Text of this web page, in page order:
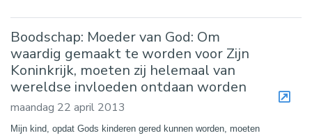
Boodschap: Moeder van God: Om
waardig gemaakt te worden voor Zijn
Koninkrijk, moeten zij helemaal van
wereldse invloeden ontdaan worden
maandag 22 april 2013
Mijn kind, opdat Gods kinderen gered kunnen worden, moeten